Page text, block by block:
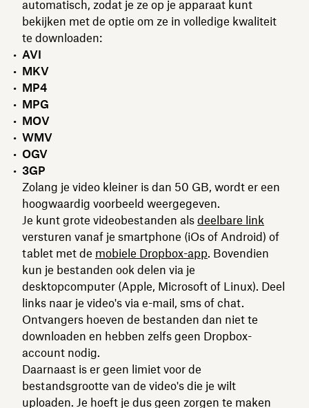
automatisch, zodat je ze op je apparaat kunt
bekijken met de optie om ze in volledige kwaliteit
te downloaden:
AVI
MKV
MP4
MPG
MOV
WMV
OGV
3GP
Zolang je video kleiner is dan 50 GB, wordt er een
hoogwaardig voorbeeld weergegeven.
Je kunt grote videobestanden als deelbare link
versturen vanaf je smartphone (iOs of Android) of
tablet met de mobiele Dropbox-app. Bovendien
kun je bestanden ook delen via je
desktopcomputer (Apple, Microsoft of Linux). Deel
links naar je video's via e-mail, sms of chat.
Ontvangers hoeven de bestanden dan niet te
downloaden en hebben zelfs geen Dropbox-
account nodig.
Daarnaast is er geen limiet voor de
bestandsgrootte van de video's die je wilt
uploaden. Je hoeft je dus geen zorgen te maken